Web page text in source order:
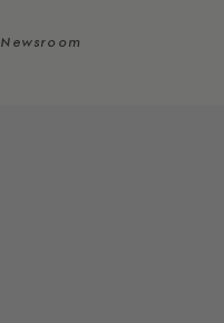
Newsroom